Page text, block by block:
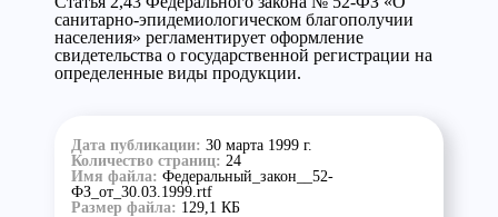
санитарно-эпидемиологическом благополучии
населения» регламентирует оформление
свидетельства о государственной регистрации на
определенные виды продукции.
Дата публикации: 30 марта 1999 г.
Количество страниц: 24
Имя файла: Федеральный_закон__52-
ФЗ_от_30.03.1999.rtf
Размер файла: 129,1 КБ